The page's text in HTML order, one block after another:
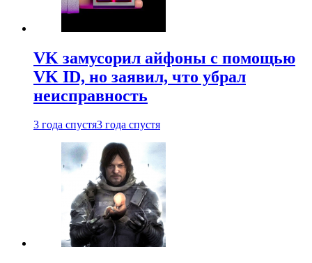
VK замусорил айфоны с помощью
VK ID, но заявил, что убрал
неисправность
3 года спустя3 года спустя